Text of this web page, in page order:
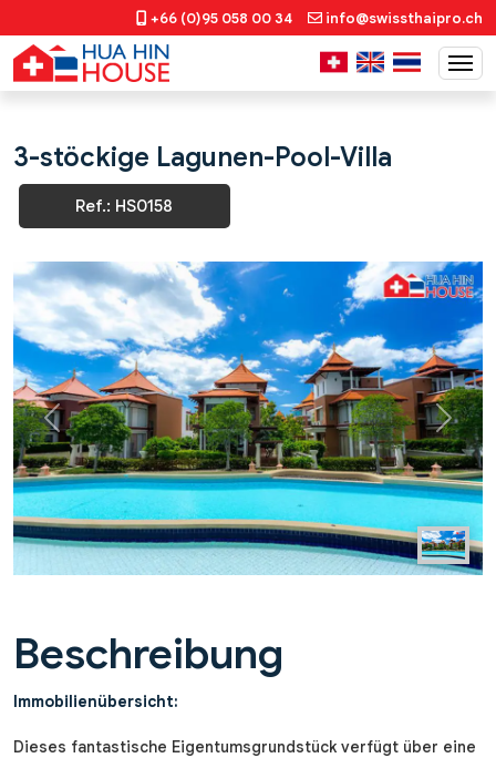
+66 (0)95 058 00 34 info@swissthaipro.ch
3-stöckige Lagunen-Pool-Villa
Ref.: HS0158
Previous Next
Beschreibung
Immobilienübersicht:
Dieses fantastische Eigentumsgrundstück verfügt über eine